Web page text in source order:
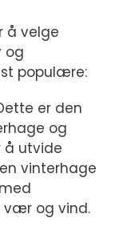
å velge
og
populære:
er den
og
å utvide
vinterhage
vær og vind.